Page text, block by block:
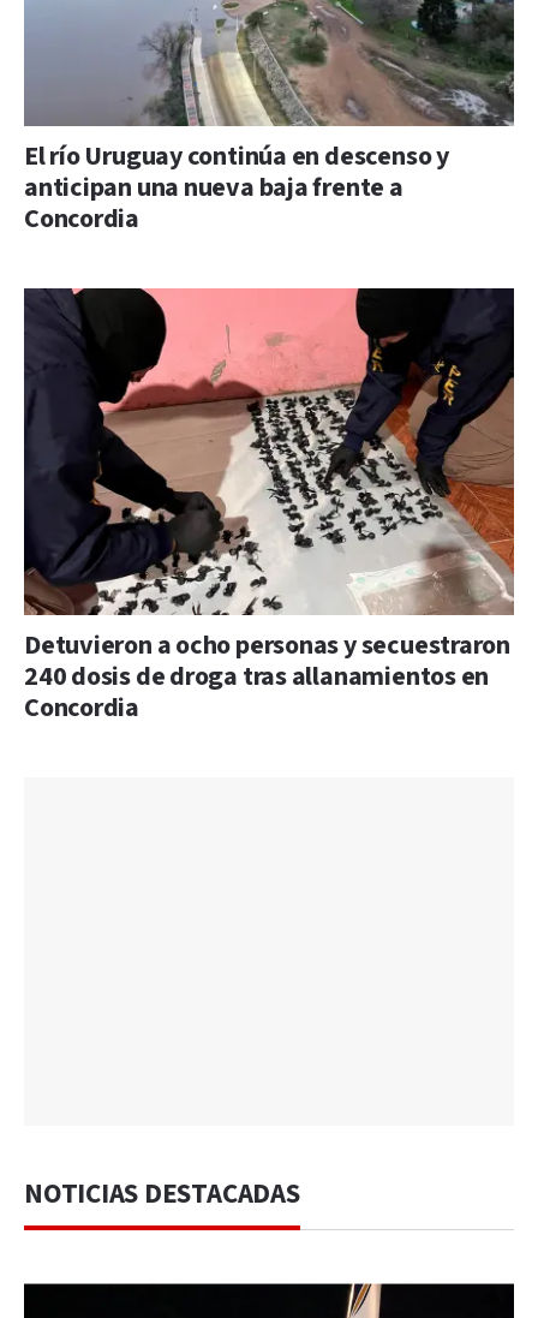
El río Uruguay continúa en descenso y
anticipan una nueva baja frente a
Concordia
Detuvieron a ocho personas y secuestraron
240 dosis de droga tras allanamientos en
Concordia
NOTICIAS DESTACADAS